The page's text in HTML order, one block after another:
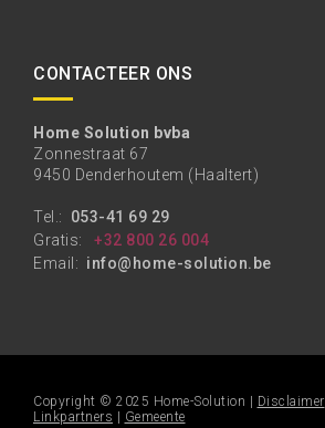
CONTACTEER ONS
Home Solution bvba
Zonnestraat 67
9450 Denderhoutem (Haaltert)
Tel.: 053-41 69 29
Gratis:
+32 800 26 004
Email: info@home-solution.be
Copyright © 2025 Home-Solution | Disclaimer
Linkpartners
Gemeente